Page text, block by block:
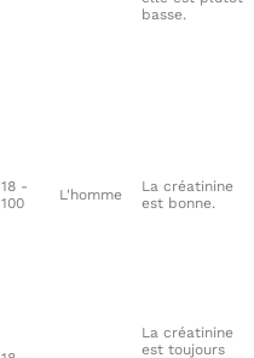
basse.
18 -
100
L'homme
La créatinine
est bonne.
La créatinine
est toujours